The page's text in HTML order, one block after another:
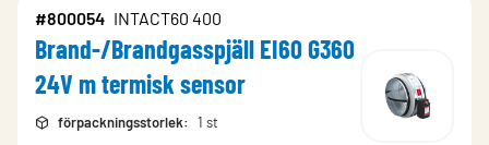
#800054 INTACT60 400
Brand-/Brandgasspjäll EI60 G360
24V m termisk sensor
förpackningsstorlek:
1 st